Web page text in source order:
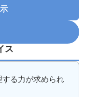
ス
る力が求められ